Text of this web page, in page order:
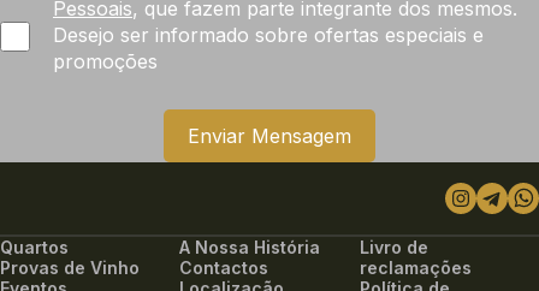
Pessoais, que fazem parte integrante dos mesmos.
Desejo ser informado sobre ofertas especiais e
promoções
this
Enviar Mensagem
Quartos
Provas de Vinho
A Nossa História
Contactos
Livro de
reclamações